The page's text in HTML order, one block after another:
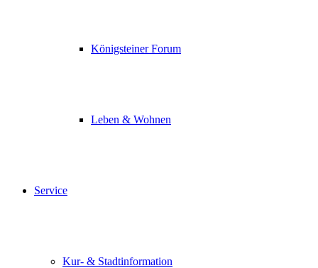
Königsteiner Forum
Leben & Wohnen
Service
Kur- & Stadtinformation